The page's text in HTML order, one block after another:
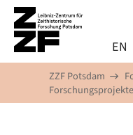
Direkt zum Inhalt
EN
ZZF Potsdam